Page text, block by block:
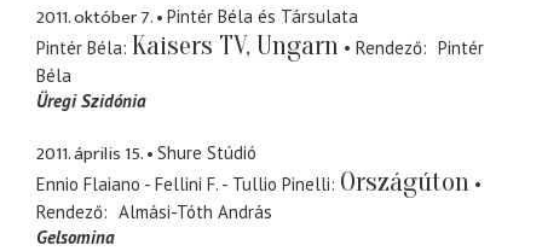
2011. október 7.
Pintér Béla és Társulata
Pintér Béla Kaisers TV, Ungarn Rendező
Pintér
Béla
Üregi Szidónia
2011. április 15.
Shure Stúdió
Ennio Flaiano - Fellini F. - Tullio Pinelli Országúton
Rendező
Almási-Tóth András
Gelsomina